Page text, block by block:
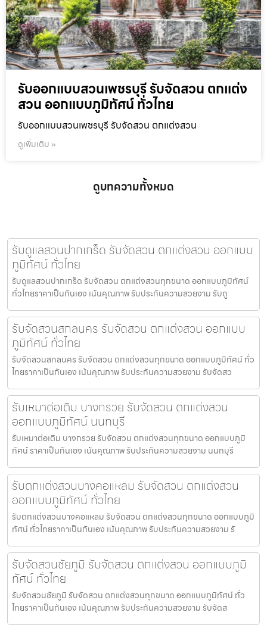
รับออกแบบสวนเพชรบุรี รับจัดสวน ตกแต่ง
สวน ออกแบบภูมิทัศน์ ทั่วไทย
รับออกแบบสวนเพชรบุรี รับจัดสวน ตกแต่งสวน
ดูเพิ่มเติม »
ดูบทความทั้งหมด
รับดูแลสวนปากเกร็ด รับจัดสวน ตกแต่งสวน ออกแบบ
ภูมิทัศน์ ทั่วไทย
รับดูแลสวนปากเกร็ด รับจัดสวน ตกแต่งสวนทุกขนาด ออกแบบภูมิทัศน์
ทั่วไทยราคาเป็นกันเอง เน้นคุณภาพ รับประกันความสวยงาม รับดู
รับจัดสวนสกลนคร รับจัดสวน ตกแต่งสวน ออกแบบ
ภูมิทัศน์ ทั่วไทย
รับจัดสวนสกลนคร รับจัดสวน ตกแต่งสวนทุกขนาด ออกแบบภูมิทัศน์ ทั่ว
ไทยราคาเป็นกันเอง เน้นคุณภาพ รับประกันความสวยงาม รับจัดสว
รับเหมาต่อเติม บางกรวย รับจัดสวน ตกแต่งสวน
ออกแบบภูมิทัศน์ นนทบุรี
รับเหมาต่อเติม บางกรวย รับจัดสวน ตกแต่งสวนทุกขนาด ออกแบบภูมิ
ทัศน์ ราคาเป็นกันเอง เน้นคุณภาพ รับประกันความสวยงาม นนทบุรี
รับตกแต่งสวนบางคอแหลม รับจัดสวน ตกแต่งสวน
ออกแบบภูมิทัศน์ ทั่วไทย
รับตกแต่งสวนบางคอแหลม รับจัดสวน ตกแต่งสวนทุกขนาด ออกแบบภูมิ
ทัศน์ ทั่วไทยราคาเป็นกันเอง เน้นคุณภาพ รับประกันความสวยงาม รั
รับจัดสวนชัยภูมิ รับจัดสวน ตกแต่งสวน ออกแบบภูมิ
ทัศน์ ทั่วไทย
รับจัดสวนชัยภูมิ รับจัดสวน ตกแต่งสวนทุกขนาด ออกแบบภูมิทัศน์ ทั่ว
ไทยราคาเป็นกันเอง เน้นคุณภาพ รับประกันความสวยงาม รับจัดส